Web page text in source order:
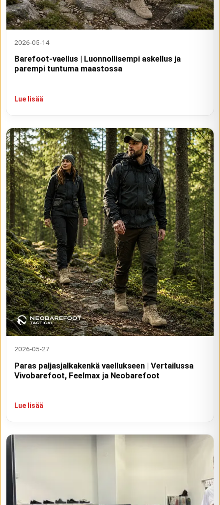
2026-05-14
Barefoot-vaellus | Luonnollisempi askellus ja
parempi tuntuma maastossa
Lue lisää
2026-05-27
Paras paljasjalkakenkä vaellukseen | Vertailussa
Vivobarefoot, Feelmax ja Neobarefoot
Lue lisää